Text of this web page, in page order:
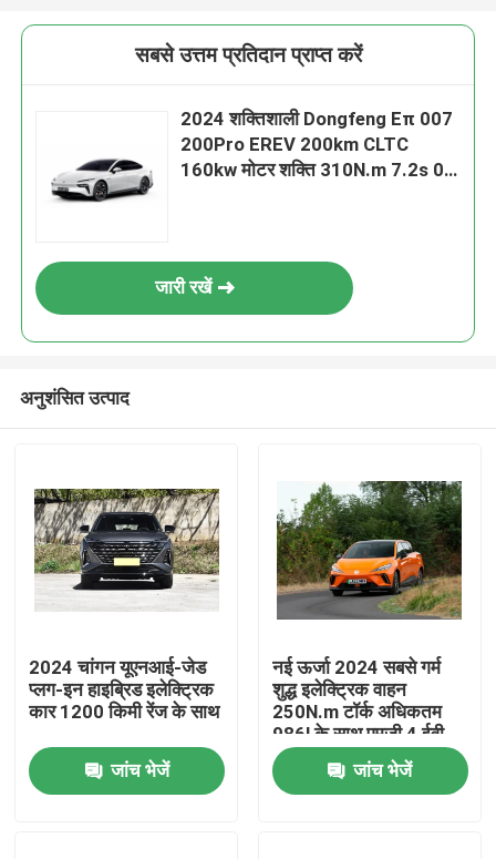
होम
सबसे उत्तम प्रतिदान प्राप्त करें
2024 शक्तिशाली Dongfeng Eπ 007
200Pro EREV 200km CLTC
160kw मोटर शक्ति 310N.m 7.2s 0-
जारी रखें
अनुशंसित उत्पाद
2024 चांगन यूएनआई-जेड
प्लग-इन हाइब्रिड इलेक्ट्रिक
कार 1200 किमी रेंज के साथ
जांच भेजें
नई ऊर्जा 2024 सबसे गर्म
शुद्ध इलेक्ट्रिक वाहन
250N.m टॉर्क अधिकतम
986l के साथ एमजी 4 ईवी
अतिरिक्त बड़े ट्रंक स्थान
जांच भेजें